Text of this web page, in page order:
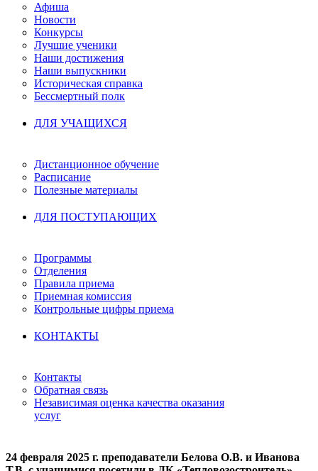
Афиша
Новости
Конкурсы
Лучшие ученики
Наши достижения
Наши выпускники
Историческая справка
Бессмертный полк
ДЛЯ УЧАЩИХСЯ
Дистанционное обучение
Расписание
Полезные материалы
ДЛЯ ПОСТУПАЮЩИХ
Программы
Отделения
Правила приема
Приемная комиссия
Контрольные цифры приема
КОНТАКТЫ
Контакты
Обратная связь
Независимая оценка качества оказания
услуг
24 февраля 2025 г. преподаватели Белова О.В. и Иванова